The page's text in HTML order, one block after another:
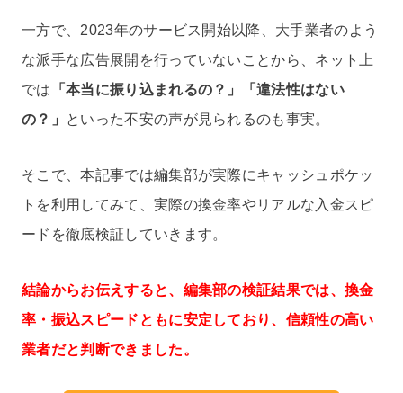
一方で、2023年のサービス開始以降、大手業者のよう
な派手な広告展開を行っていないことから、ネット上
では 「本当に振り込まれるの？」「違法性はない
の？」
といった不安の声が見られるのも事実。
そこで、本記事では編集部が実際にキャッシュポケッ
トを利用してみて、実際の換金率やリアルな入金スピ
ードを徹底検証していきます。
結論からお伝えすると、編集部の検証結果では、換金
率・振込スピードともに安定しており、信頼性の高い
業者だと判断できました。